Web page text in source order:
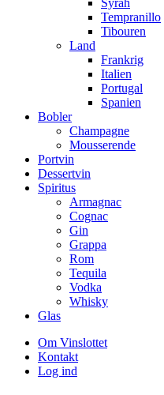
Tempranillo
Tibouren
Land
Frankrig
Italien
Portugal
Spanien
Bobler
Champagne
Mousserende
Portvin
Dessertvin
Spiritus
Armagnac
Cognac
Gin
Grappa
Rom
Tequila
Vodka
Whisky
Glas
Om Vinslottet
Kontakt
Log ind